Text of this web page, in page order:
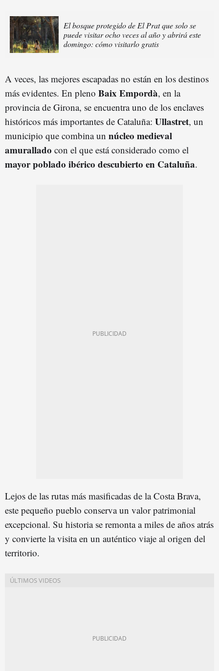
El bosque protegido de El Prat que solo se
puede visitar ocho veces al año y abrirá este
domingo: cómo visitarlo gratis
A veces, las mejores escapadas no están en los destinos
más evidentes. En pleno Baix Empordà, en la
provincia de Girona, se encuentra uno de los enclaves
históricos más importantes de Cataluña: Ullastret, un
municipio que combina un núcleo medieval
amurallado con el que está considerado como el
mayor poblado ibérico descubierto en Cataluña.
Lejos de las rutas más masificadas de la Costa Brava,
este pequeño pueblo conserva un valor patrimonial
excepcional. Su historia se remonta a miles de años atrás
y convierte la visita en un auténtico viaje al origen del
territorio.